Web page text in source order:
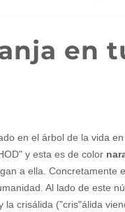
en
en el árbol de la vida
y esta es de color
a ella. Concretamente
Al lado de este
crisálida ("cris"álida